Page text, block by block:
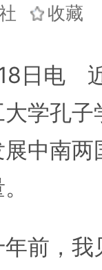
收藏
电 近
学孔
中南
，我